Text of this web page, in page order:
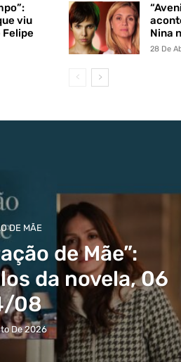
viu
Felipe
Nina
28 De
DE MÃE
de Mãe”:
da novela, 06
08
De 2026